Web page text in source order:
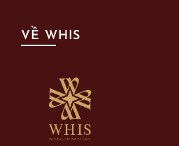
VỀ WHIS